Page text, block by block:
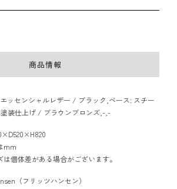
商品情報
ッセンシャルレザー / ブラック,ベース: スチー
装仕上げ / ブラウンブロンズ,-,-
mm
個体差がある場合がございます。
（フリッツハンセン）